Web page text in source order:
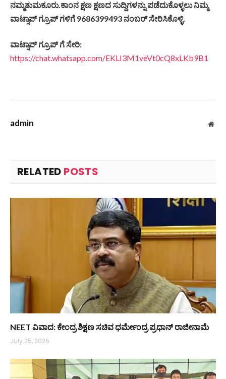
ನಮ್ಮತುಮಕೂರು. ಕಾಂನ ಕ್ಷಣ ಕ್ಷಣದ ಸುದ್ದಿಗಳನ್ನು ಪಡೆದುಕೊಳ್ಳಲುನಿಮ್ಮ
ವಾಟ್ಸಾಪ್ ಗ್ರೂಪ್ ಗಳಿಗೆ 9686399493 ನಂಬರ್ ಸೇರಿಸಿಕೊಳ್ಳಿ.
ವಾಟ್ಸಾಪ್ ಗ್ರೂಪ್ ಗೆಸೇರಿ:
https://chat.whatsapp.com/EKLI3M1veVt0cQ8xLKb9B1
admin
RELATED POSTS
NEET ವಿವಾದ: ಕೇಂದ್ರ ಶಿಕ್ಷಣ ಸಚಿವ ಧರ್ಮೇಂದ್ರ ಪ್ರಧಾನ್ ರಾಜೀನಾಮೆ
July 25, 2026